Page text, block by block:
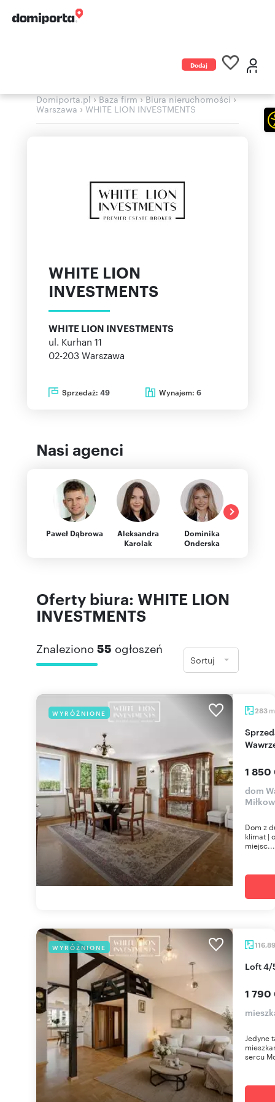
Dodaj
Domiporta.pl›Baza firm›Biura nieruchomości›
Warszawa ›WHITE LION INVESTMENTS
WHITE LION
INVESTMENTS
WHITE LION INVESTMENTS
ul. Kurhan 11
02-203Warszawa
Sprzedaż: 49 Wynajem: 6
Nasi agenci
Paweł Dąbrowa
Aleksandra
Karolak
Dominika
Onderska
Oferty biura: WHITE LION
INVESTMENTS
Znaleziono 55 ogłoszeń
Sortuj
WYRÓŻNIONE 283 m
Sprzedam przestronny dom z duszą 330 m² w
1 850
dom
Dom z
klimat |
miejsc...
WYRÓŻNIONE
Loft
1 790
Jedyne
sercu